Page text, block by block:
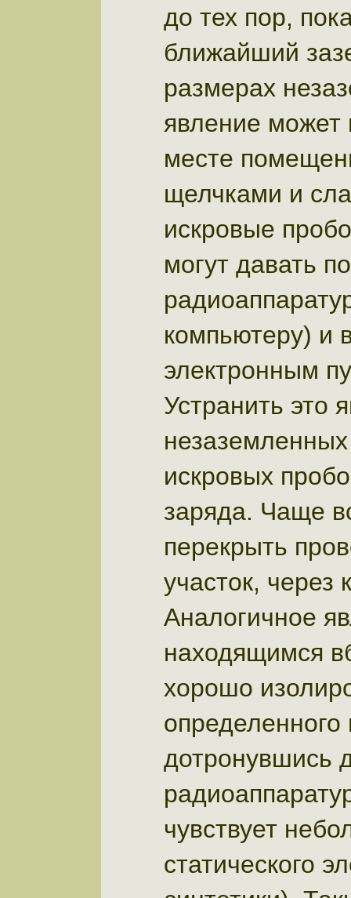
до тех пор,
ближайший
размерах
явление может
месте
щелчками и
искровые
могут давать
компьютеру) и
электронным
Устранить это
искровых
заряда. Чаще
перекрыть
участок, через
Аналогичное
находящимся
хорошо
дотронувшись
чувствует
статического